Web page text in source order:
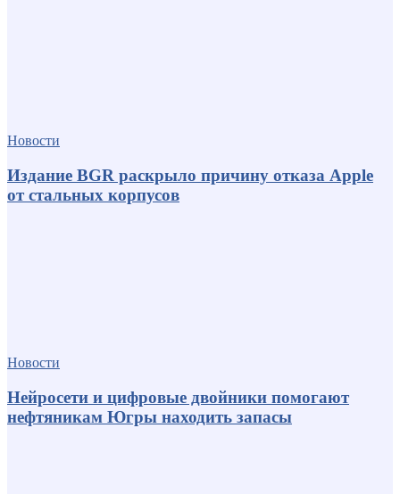
Новости
Издание BGR раскрыло причину отказа Apple
от стальных корпусов
Новости
Нейросети и цифровые двойники помогают
нефтяникам Югры находить запасы